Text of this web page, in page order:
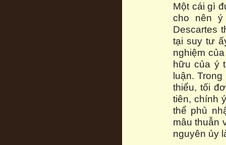
Một cái gì
cho nên
Descartes
tại suy tư
nghiệm
hữu của ý
luận.
thiểu, tối
tiên, chính
thể phủ
mâu thuẫn
nguyên ủy